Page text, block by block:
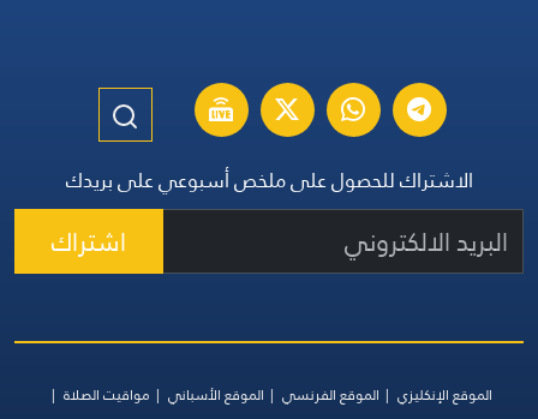
الاشتراك للحصول على ملخص أسبوعي على بريدك
اشتراك
الموقع الإنكليزي الموقع الفرنسي الموقع الأسباني
مواقيت الصلاة